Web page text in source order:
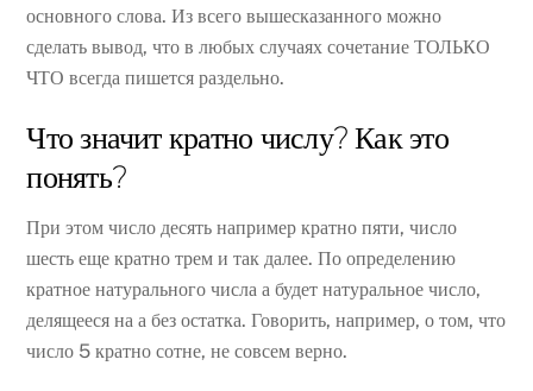
основного слова. Из всего вышесказанного можно
сделать вывод, что в любых случаях сочетание ТОЛЬКО
ЧТО всегда пишется раздельно.
Что значит кратно числу? Как это
понять?
При этом число десять например кратно пяти, число
шесть еще кратно трем и так далее. По определению
кратное натурального числа а будет натуральное число,
делящееся на а без остатка. Говорить, например, о том, что
число 5 кратно сотне, не совсем верно.